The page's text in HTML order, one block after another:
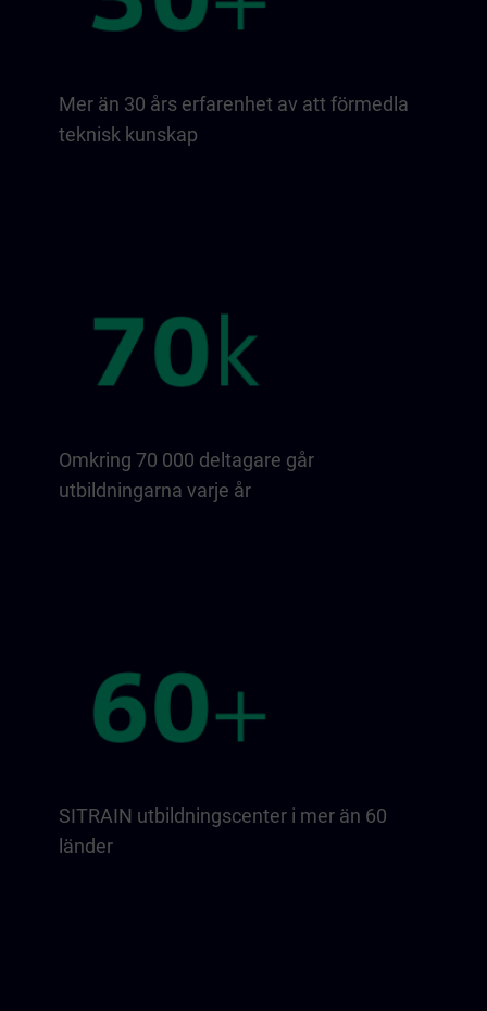
Mer än 30 års erfarenhet av att förmedla
teknisk kunskap
Omkring 70 000 deltagare går
utbildningarna varje år
SITRAIN utbildningscenter i mer än 60
länder